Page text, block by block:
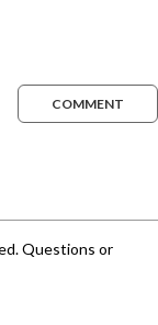
COMMENT
Questions or